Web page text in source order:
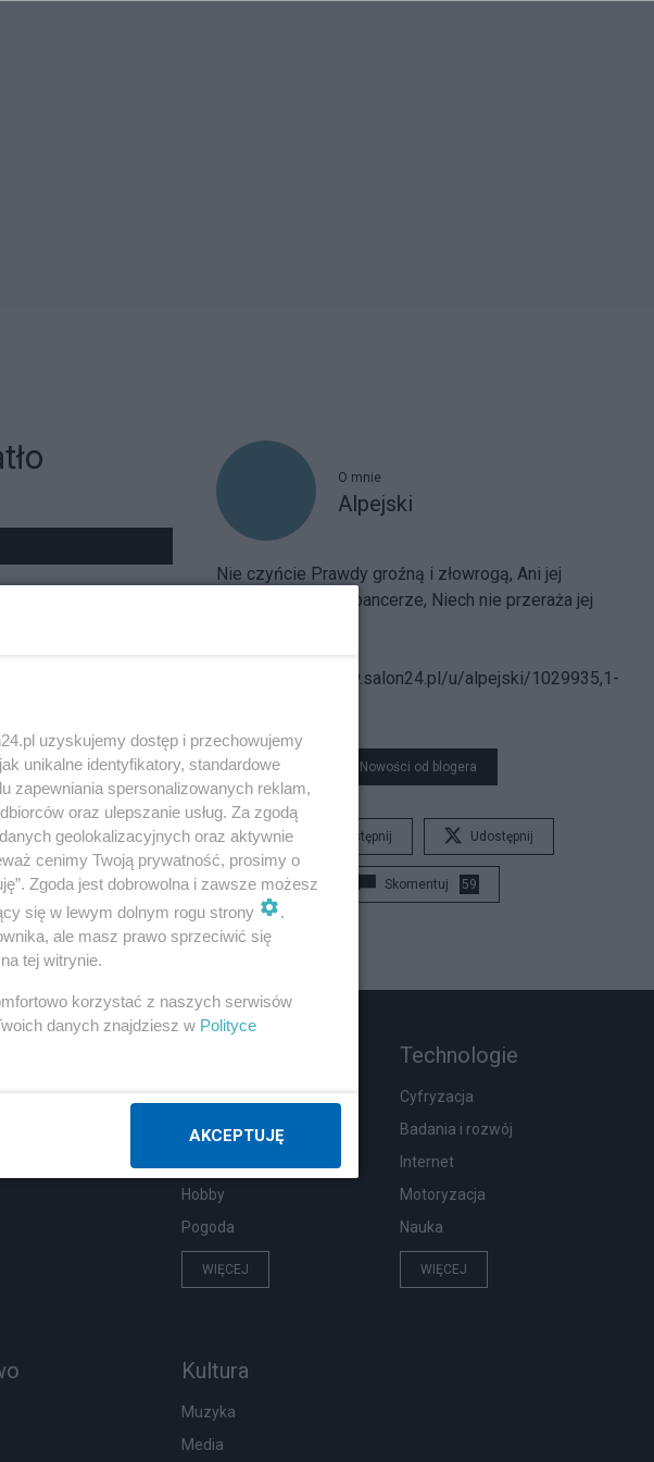
O mnie
Alpejski
Nie czyńcie Prawdy groźną i złowrogą, Ani jej
strójcie w hełmy i pancerze, Niech nie przeraża jej
https://www.salon24.pl/u/alpejski/1029935,1-
Nowości od blogera
Udostępnij Udostępnij
Skomentuj 59
Wypadki
Hobby
Pogoda
WIĘCEJ
Technologie
Cyfryzacja
Badania i rozwój
Internet
Motoryzacja
Nauka
WIĘCEJ
Kultura
Muzyka
Media
uzyskujemy dostęp i przechowujemy
unikalne identyfikatory, standardowe
zapewniania spersonalizowanych reklam,
oraz ulepszanie usług. Za zgodą
geolokalizacyjnych oraz aktywnie
cenimy Twoją prywatność, prosimy o
Zgoda jest dobrowolna i zawsze możesz
się w lewym dolnym rogu strony
.
ale masz prawo sprzeciwić się
tej witrynie.
korzystać z naszych serwisów
danych znajdziesz w Polityce
AKCEPTUJĘ